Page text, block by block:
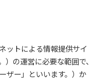
ットによる情報提供サイ
の運営に必要な範囲で、
ザー」といいます。）か